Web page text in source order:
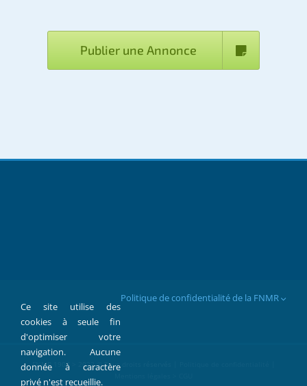
Publier une Annonce
FNMR 1907 > 2022 © Tous droits réservés |
Ce site utilise des
cookies à seule fin
d'optimiser votre
navigation. Aucune
donnée à caractère
privé n'est recueillie.
Politique de confidentialité de la FNMR